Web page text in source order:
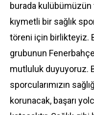
burada kulübümüzün
kıymetli bir sağlık
töreni için birlikteyiz.
grubunun
mutluluk duyuyoruz.
sporcularımızın
korunacak, başarı